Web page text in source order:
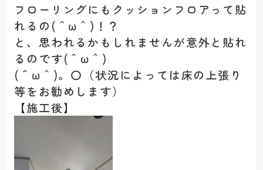
フローリングにもクッションフロアって貼
れるの(＾ω＾)！？
と、思われるかもしれませんが意外と貼れ
るのです(＾ω＾)
(＾ω＾)。〇（状況によっては床の上張り
等をお勧めします）
【施工後】